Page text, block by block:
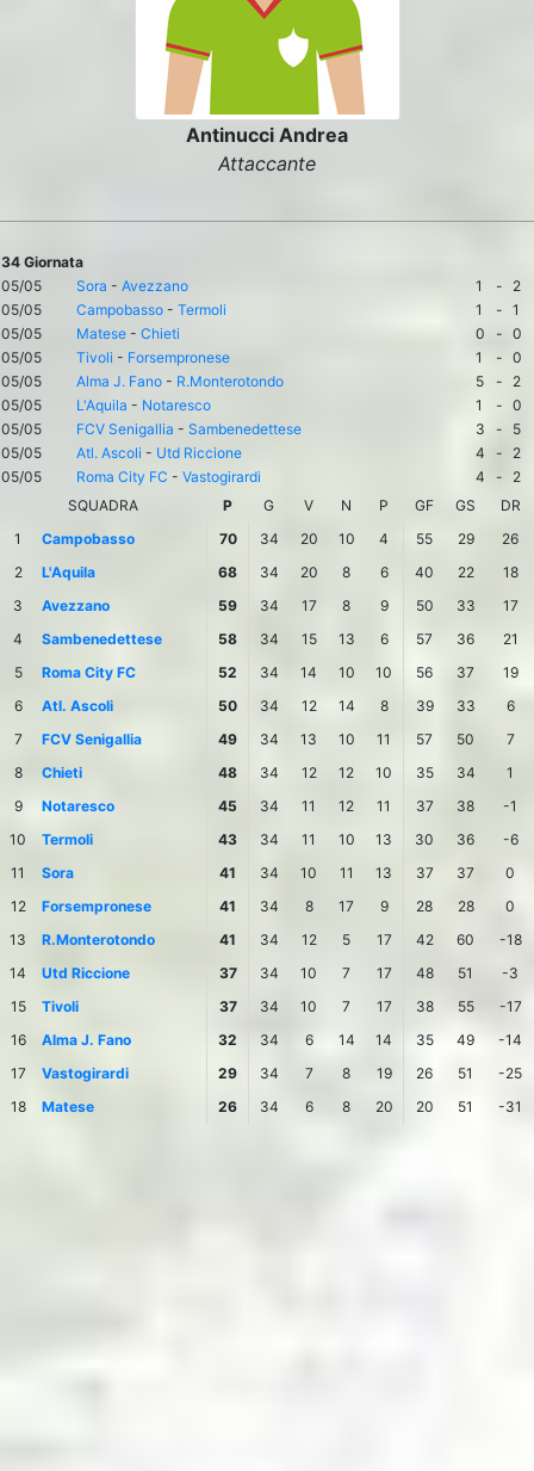
Antinucci Andrea
Attaccante
34 Giornata
05/05
Sora - Avezzano 1 -
2
05/05
Campobasso - Termoli 1 - 1
05/05
Matese - Chieti 0 - 0
05/05
Tivoli - Forsempronese 1 - 0
05/05
Alma J. Fano - R.Monterotondo 5 -
2
05/05
L'Aquila - Notaresco 1 - 0
05/05
FCV Senigallia - Sambenedettese 3 -
5
05/05
Atl. Ascoli - Utd Riccione 4 -
2
05/05
Roma City FC - Vastogirardi 4 -
2
SQUADRA
P G V N P GF GS
DR
1
Campobasso 70 34 20 10 4 55 29
26
2
L'Aquila 68 34 20 8 6 40 22
18
3
Avezzano 59 34 17 8 9 50 33
17
4
Sambenedettese 58 34 15 13 6 57 36
21
5
Roma City FC 52 34 14 10 10 56 37
19
6
Atl. Ascoli 50 34 12 14 8 39 33
6
7
FCV Senigallia 49 34 13 10 11 57 50
7
8
Chieti 48 34 12 12 10 35 34
1
9
Notaresco 45 34 11 12 11 37 38
-1
10
Termoli 43 34 11 10 13 30 36
-6
11
Sora 41 34 10 11 13 37 37
0
12
Forsempronese 41 34 8 17 9 28 28
0
13
R.Monterotondo 41 34 12 5 17 42 60
-18
14
Utd Riccione 37 34 10 7 17 48 51
-3
15
Tivoli 37 34 10 7 17 38 55
-17
16
Alma J. Fano 32 34 6 14 14 35 49
-14
17
Vastogirardi 29 34 7 8 19 26 51
-25
18
Matese 26 34 6 8 20 20 51 -31